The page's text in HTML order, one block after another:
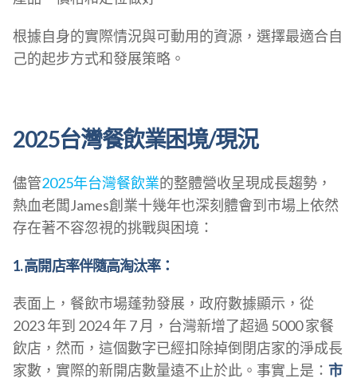
根據自身的實際情況與可動用的資源，選擇最適合自
己的起步方式和發展策略。
2025台灣餐飲業困境/現況
儘管2025年台灣餐飲業的整體營收呈現成長趨勢，
熱血老闆James創業十幾年也深刻體會到市場上依然
存在著不容忽視的挑戰與困境：
1. 高開店率伴隨高淘汰率：
表面上，餐飲市場蓬勃發展，政府數據顯示，從
2023 年到 2024 年 7 月，台灣新增了超過 5000 家餐
飲店，然而，這個數字已經扣除掉倒閉店家的淨成長
家數，實際的新開店數量遠不止於此。事實上是： 市